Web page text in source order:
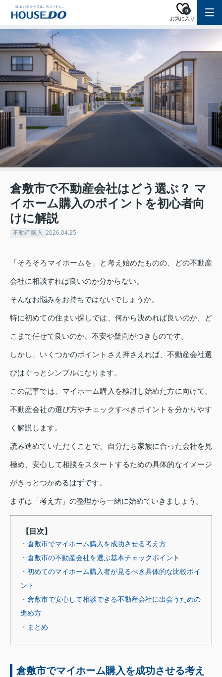
お気に入り
0
倉敷市で不動産会社はどう選ぶ？ マ
イホーム購入のポイントを初心者向
けに解説
不動産購入 2026.04.25
「そろそろマイホームを」と考え始めたものの、どの不動産
会社に相談すれば良いのか分からない。
そんなお悩みをお持ちではないでしょうか。
特に初めての住まい探しでは、何から決めれば良いのか、ど
こまで任せて良いのか、不安や疑問がつきものです。
しかし、いくつかのポイントさえ押さえれば、不動産会社選
びはぐっとシンプルになります。
この記事では、マイホーム購入を検討し始めた方に向けて、
不動産会社の選び方やチェックすべきポイントを分かりやす
く解説します。
読み進めていただくことで、自分たち家族に合った会社を見
極め、安心して相談をスタートするための具体的なイメージ
がきっとつかめるはずです。
まずは「考え方」の整理から一緒に始めていきましょう。
【目次】
・倉敷市でマイホーム購入を成功させる考え方
・倉敷市の不動産会社を選ぶ基本チェックポイント
・初めてのマイホーム購入者が見るべき具体的な比較ポイ
ント
・倉敷市で安心して相談できる不動産会社に出会うための
進め方
・まとめ
倉敷市でマイホーム購入を成功させる考え